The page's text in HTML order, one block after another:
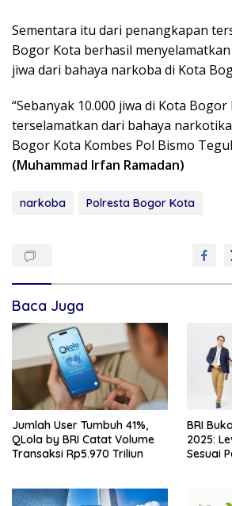
Sementara itu dari penangkapan
Bogor Kota berhasil
jiwa dari bahaya narkoba di Kota
“Sebanyak 10.000 jiwa di Kota
terselamatkan dari bahaya
Bogor Kota Kombes Pol Bismo
(Muhammad Irfan Ramadan)
narkoba Polresta Bogor Kota
Baca Juga
Jumlah User Tumbuh 41%,
QLola by BRI Catat Volume
Transaksi Rp5.970 Triliun
BRI
2025:
Sesuai